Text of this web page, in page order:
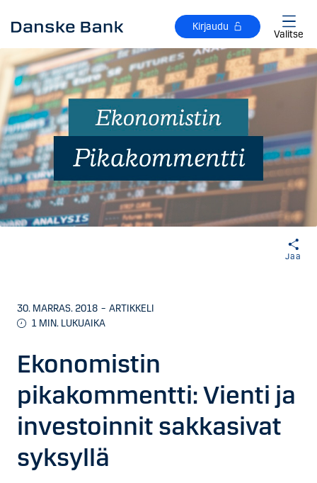
Kirjaudu
Valitse
Jaa
30. MARRAS. 2018 – ARTIKKELI
1 MIN. LUKUAIKA
Ekonomistin
pikakommentti: Vienti ja
investoinnit sakkasivat
syksyllä